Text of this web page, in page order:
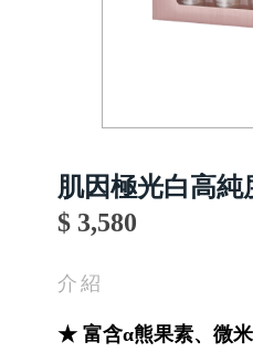
肌因極光白高純
$ 3,580
介紹
★ 富含α熊果素、微